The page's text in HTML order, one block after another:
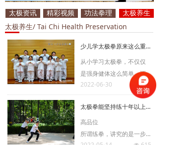
太极养生/ Tai Chi Health Preservation
少儿学太极拳原来这么重要！
从小学习太极拳，不仅仅
是强身健体这么简单，还
可以在成长期增强记忆
力，快速提高小孩纸动手
和动脑的能力。近几年，
太极拳已被体委逐步纳入
中小学体育课中的一部
넶 993
2022-06-30
太极拳能坚持练十年以上的，都是些什么人?
高品位
所谓练拳，讲究的是一步
太极养生
功法拳理
精彩视频
太极资讯